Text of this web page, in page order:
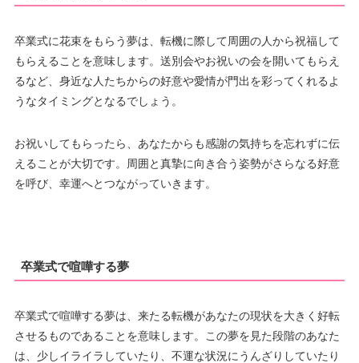
卒業式に花束をもらう夢は、転機に際して周囲の人から祝福して
もらえることを意味します。送別会やお祝いの会を開いてもらえ
るなど、身近な人たちからの好意や愛情が門出を彩ってくれるよ
うなタイミングとなるでしょう。
お祝いしてもらったら、あなたからも感謝の気持ちを忘れずに伝
えることが大切です。周囲と真摯に向き合う姿勢がさらなる好意
を呼び、幸運へとつながっていきます。
卒業式で喧嘩する夢
卒業式で喧嘩する夢は、来たる転機があなたの現状を大きく好転
させるものであることを意味します。この夢を見た段階のあなた
は、少しイライラしていたり、不運な状況にうんざりしていたり